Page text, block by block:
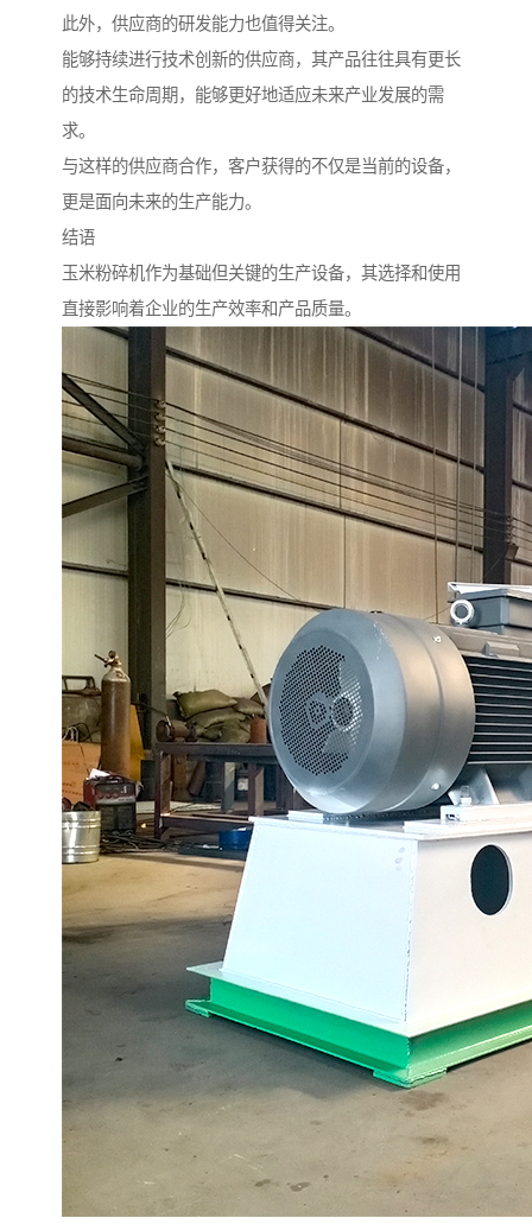
此外，供应商的研发能力也值得关注。
能够持续进行技术创新的供应商，其产品往往具有更长
的技术生命周期，能够更好地适应未来产业发展的需
求。
与这样的供应商合作，客户获得的不仅是当前的设备，
更是面向未来的生产能力。
结语
玉米粉碎机作为基础但关键的生产设备，其选择和使用
直接影响着企业的生产效率和产品质量。